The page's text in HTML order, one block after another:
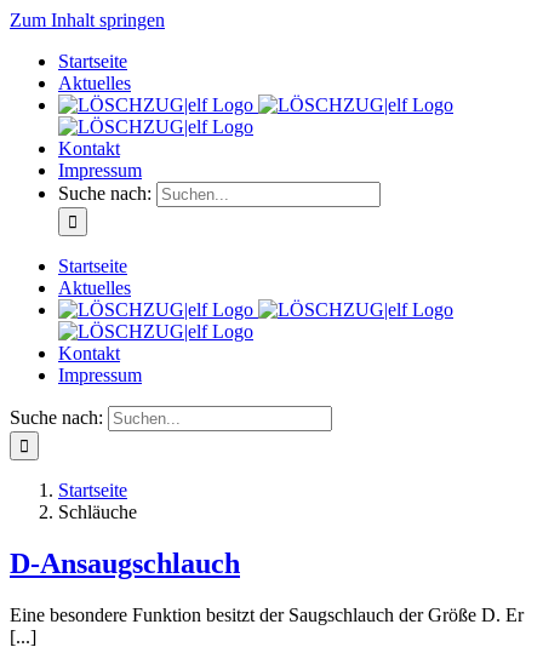
Zum Inhalt springen
Startseite
Aktuelles
Kontakt
Impressum
Suche nach:
Startseite
Aktuelles
Kontakt
Impressum
Suche nach:
Startseite
Schläuche
D-Ansaugschlauch
Eine besondere Funktion besitzt der Saugschlauch der Größe D. Er
[...]